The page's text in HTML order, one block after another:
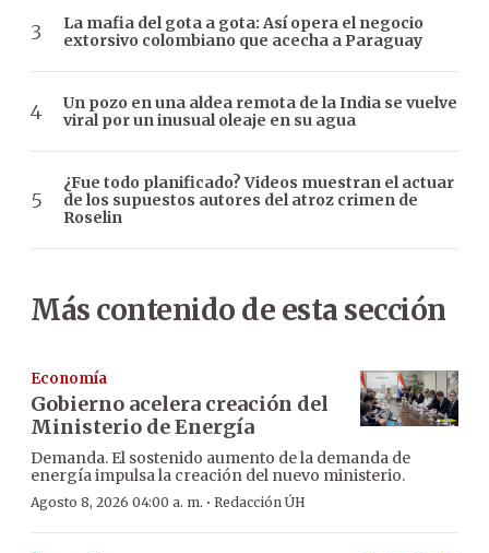
La mafia del gota a gota: Así opera el negocio
extorsivo colombiano que acecha a Paraguay
Un pozo en una aldea remota de la India se vuelve
viral por un inusual oleaje en su agua
¿Fue todo planificado? Videos muestran el actuar
de los supuestos autores del atroz crimen de
Roselin
Más contenido de esta sección
Economía
Gobierno acelera creación del
Ministerio de Energía
Demanda. El sostenido aumento de la demanda de
energía impulsa la creación del nuevo ministerio.
Agosto 8, 2026 04:00 a. m. · Redacción ÚH